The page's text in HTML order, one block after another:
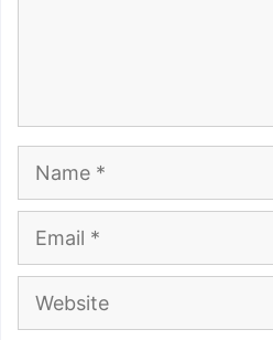
Website